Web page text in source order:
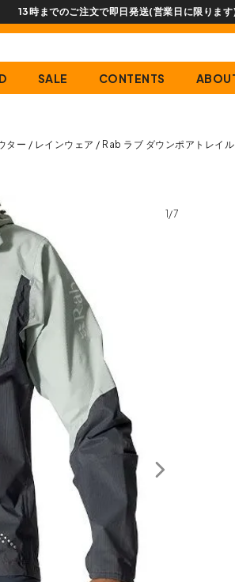
【会員限定】交換送料片道無料サービス
SALE CONTENTS
ター レインウェア Rab ラブ ダウンポアトレイ
1/7